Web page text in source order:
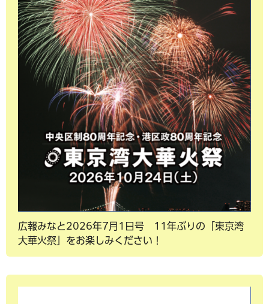
広報みなと2026年7月1日号 11年ぶりの「東京湾
大華火祭」をお楽しみください！